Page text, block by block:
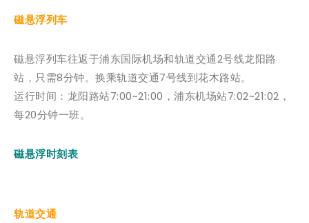
磁悬浮列车
磁悬浮列车往返于浦东国际机场和轨道交通2号线龙阳路
站，只需8分钟。换乘轨道交通7号线到花木路站。
运行时间：龙阳路站7:00~21:00，浦东机场站7:02~21:02，
每20分钟一班。
磁悬浮时刻表
轨道交通